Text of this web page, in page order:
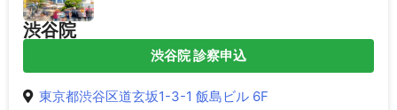
渋谷院
渋谷院 診察申込
東京都渋谷区道玄坂1-3-1 飯島ビル 6F